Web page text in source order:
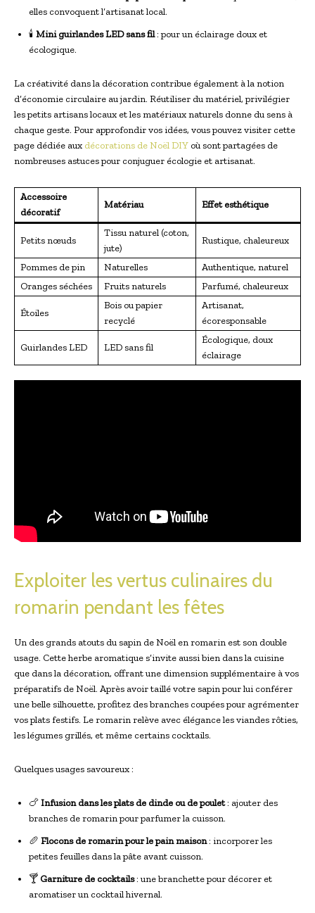
elles convoquent l’artisanat local.
🕯️ Mini guirlandes LED sans fil: pour un éclairage doux et
écologique.
La créativité dans la décoration contribue également à la notion
d’économie circulaire au jardin. Réutiliser du matériel, privilégier
les petits artisans locaux et les matériaux naturels donne du sens à
chaque geste. Pour approfondir vos idées, vous pouvez visiter cette
page dédiée aux décorations de Noël DIY où sont partagées de
nombreuses astuces pour conjuguer écologie et artisanat.
Accessoire
décoratif
Matériau Effet esthétique
Petits nœuds
Tissu naturel (coton,
jute)
Rustique, chaleureux
Pommes de pin Naturelles
Authentique, naturel
Oranges séchées
Fruits naturels Parfumé, chaleureux
Étoiles
Bois ou papier
recyclé
Artisanat,
écoresponsable
Guirlandes LED LED sans fil
Écologique, doux
éclairage
Exploiter les vertus culinaires du
romarin pendant les fêtes
Un des grands atouts du sapin de Noël en romarin est son double
usage. Cette herbe aromatique s’invite aussi bien dans la cuisine
que dans la décoration, offrant une dimension supplémentaire à vos
préparatifs de Noël. Après avoir taillé votre sapin pour lui conférer
une belle silhouette, profitez des branches coupées pour agrémenter
vos plats festifs. Le romarin relève avec élégance les viandes rôties,
les légumes grillés, et même certains cocktails.
Quelques usages savoureux :
🍗Infusion dans les plats de dinde ou de poulet: ajouter des
branches de romarin pour parfumer la cuisson.
🥖 Flocons de romarin pour le pain maison: incorporer les
petites feuilles dans la pâte avant cuisson.
🍸 Garniture de cocktails: une branchette pour décorer et
aromatiser un cocktail hivernal.